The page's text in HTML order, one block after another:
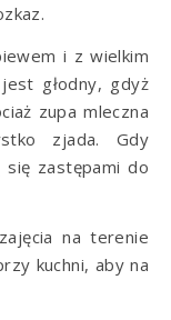
i z wielkim
głodny, gdyż
zupa mleczna
zjada. Gdy
się zastępami do
na terenie
kuchni, aby na